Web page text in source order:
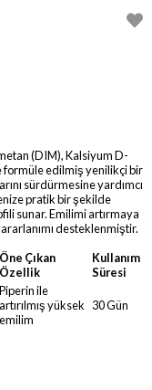
(DIM), Kalsiyum D-
formüle edilmiş yenilikçi bir
sürdürmesine yardımcı
pratik bir şekilde
sunar. Emilimi artırmaya
desteklenmiştir.
Öne Çıkan
Özellik
Kullanım
Süresi
Piperin ile
artırılmış yüksek
emilim
30 Gün